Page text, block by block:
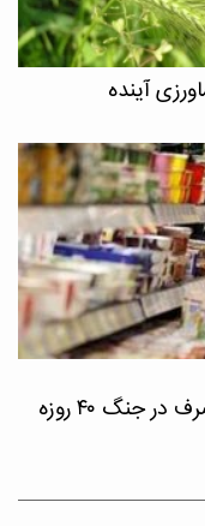
آینده
جنگ ۴۰ روزه